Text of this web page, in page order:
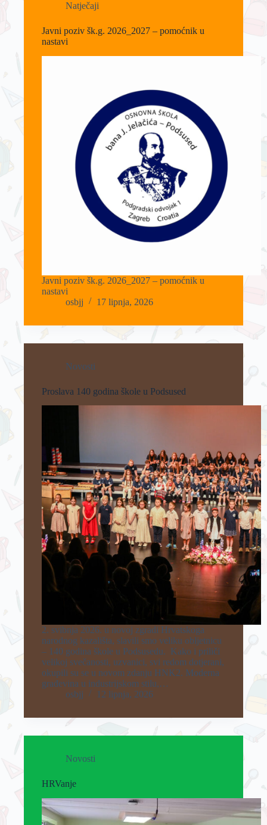
Natječaji
Javni poziv šk.g. 2026_2027 – pomoćnik u
nastavi
Javni poziv šk.g. 2026_2027 – pomoćnik u
nastavi
osbjj
17 lipnja, 2026
Novosti
Proslava 140 godina škole u Podsused
2. svibnja 2026. u novoj zgradi Hrvatskoga
narodnog kazališta, slavili smo veliku obljetnicu
– 140 godina škole u Podsusedu. Kako i priliči
velikoj svečanosti, uzvanici, svi redom dotjerani,
okupili su se u novom zdanju HNK2. Moderna
građevina u industrijskom stilu,…
osbjj
12 lipnja, 2026
Novosti
HRVanje